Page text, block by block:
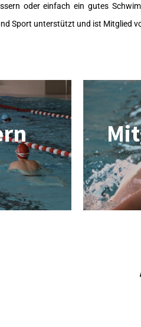
oder einfach ein gutes
Sport unterstützt und ist Mitglied